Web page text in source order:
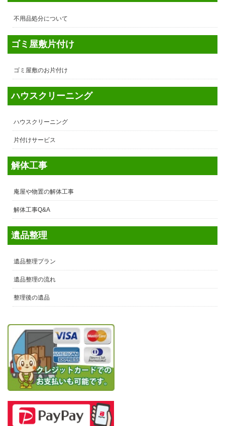
不用品処分について
ゴミ屋敷片付け
ゴミ屋敷のお片付け
ハウスクリーニング
ハウスクリーニング
片付けサービス
解体工事
庵屋や物置の解体工事
解体工事Q&A
遺品整理
遺品整理プラン
遺品整理の流れ
整理後の遺品